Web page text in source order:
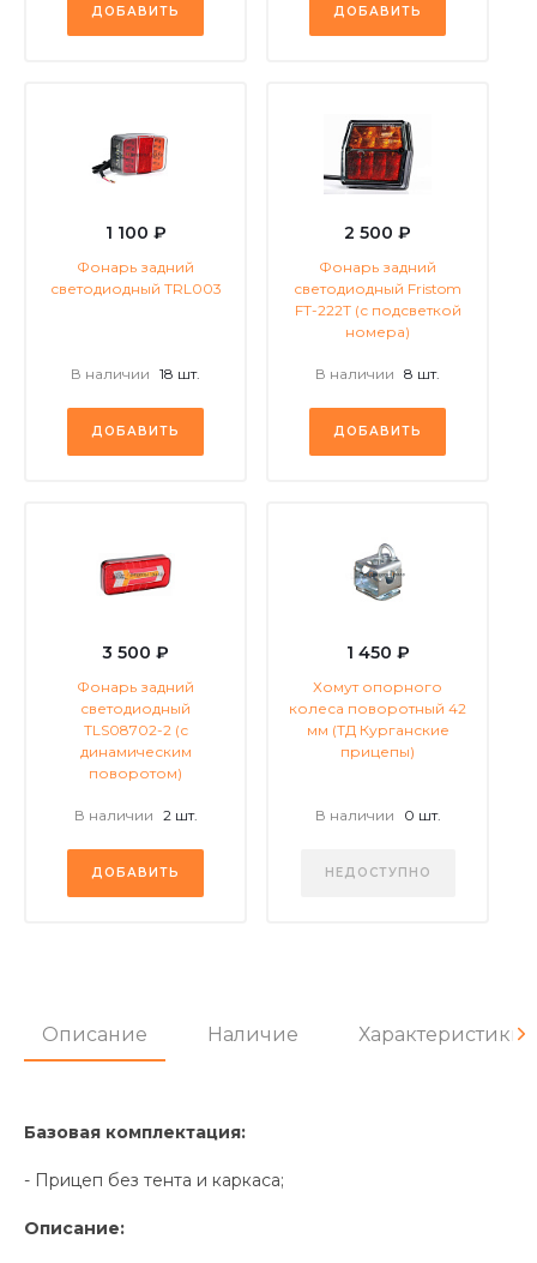
ДОБАВИТЬ ДОБАВИТЬ
1 100 ₽
Фонарь задний
светодиодный TRL003
В наличии 18 шт.
ДОБАВИТЬ
2 500 ₽
Фонарь задний
светодиодный Fristom
FT-222Т (с подсветкой
номера)
В наличии 8 шт.
ДОБАВИТЬ
3 500 ₽
Фонарь задний
светодиодный
TLS08702-2 (с
динамическим
поворотом)
В наличии 2 шт.
ДОБАВИТЬ
1 450 ₽
Хомут опорного
колеса поворотный 42
мм (ТД Курганские
прицепы)
В наличии 0 шт.
НЕДОСТУПНО
Описание Наличие Характеристики
Базовая комплектация:
- Прицеп без тента и каркаса;
Описание: